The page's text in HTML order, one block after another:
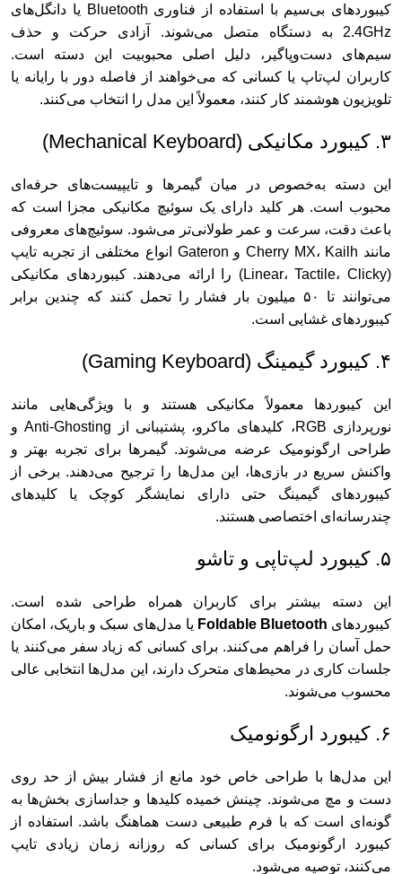
کیبوردهای بی‌سیم با استفاده از فناوری Bluetooth یا دانگل‌های
2.4GHz به دستگاه متصل می‌شوند. آزادی حرکت و حذف
سیم‌های دست‌وپاگیر، دلیل اصلی محبوبیت این دسته است.
کاربران لپ‌تاپ یا کسانی که می‌خواهند از فاصله دور با رایانه یا
تلویزیون هوشمند کار کنند، معمولاً این مدل را انتخاب می‌کنند.
۳. کیبورد مکانیکی (Mechanical Keyboard)
این دسته به‌خصوص در میان گیمرها و تایپیست‌های حرفه‌ای
محبوب است. هر کلید دارای یک سوئیچ مکانیکی مجزا است که
باعث دقت، سرعت و عمر طولانی‌تر می‌شود. سوئیچ‌های معروفی
مانند Cherry MX، Kailh و Gateron انواع مختلفی از تجربه تایپ
(Linear، Tactile، Clicky) را ارائه می‌دهند. کیبوردهای مکانیکی
می‌توانند تا ۵۰ میلیون بار فشار را تحمل کنند که چندین برابر
کیبوردهای غشایی است.
۴. کیبورد گیمینگ (Gaming Keyboard)
این کیبوردها معمولاً مکانیکی هستند و با ویژگی‌هایی مانند
نورپردازی RGB، کلیدهای ماکرو، پشتیبانی از Anti-Ghosting و
طراحی ارگونومیک عرضه می‌شوند. گیمرها برای تجربه بهتر و
واکنش سریع در بازی‌ها، این مدل‌ها را ترجیح می‌دهند. برخی از
کیبوردهای گیمینگ حتی دارای نمایشگر کوچک یا کلیدهای
چندرسانه‌ای اختصاصی هستند.
۵. کیبورد لپ‌تاپی و تاشو
این دسته بیشتر برای کاربران همراه طراحی شده است.
کیبوردهای Foldable Bluetooth یا مدل‌های سبک و باریک، امکان
حمل آسان را فراهم می‌کنند. برای کسانی که زیاد سفر می‌کنند یا
جلسات کاری در محیط‌های متحرک دارند، این مدل‌ها انتخابی عالی
محسوب می‌شوند.
۶. کیبورد ارگونومیک
این مدل‌ها با طراحی خاص خود مانع از فشار بیش از حد روی
دست و مچ می‌شوند. چینش خمیده کلیدها و جداسازی بخش‌ها به
گونه‌ای است که با فرم طبیعی دست هماهنگ باشد. استفاده از
کیبورد ارگونومیک برای کسانی که روزانه زمان زیادی تایپ
می‌کنند، توصیه می‌شود.